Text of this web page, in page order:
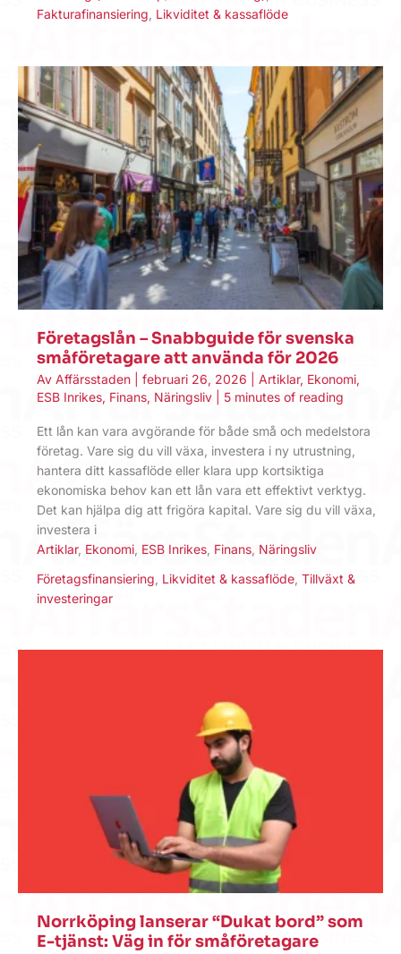
Fakturafinansiering Likviditet & kassaflöde
Företagslån – Snabbguide för svenska
småföretagare att använda för 2026
Av Affärsstaden februari 26, 2026 Artiklar, Ekonomi,
ESB Inrikes, Finans, Näringsliv 5 minutes of reading
Ett lån kan vara avgörande för både små och medelstora
företag. Vare sig du vill växa, investera i ny utrustning,
hantera ditt kassaflöde eller klara upp kortsiktiga
ekonomiska behov kan ett lån vara ett effektivt verktyg.
Det kan hjälpa dig att frigöra kapital. Vare sig du vill växa,
investera i
Artiklar, Ekonomi ESB Inrikes Finans Näringsliv
Företagsfinansiering Likviditet & kassaflöde Tillväxt &
investeringar
Norrköping lanserar “Dukat bord” som
E-tjänst: Väg in för småföretagare